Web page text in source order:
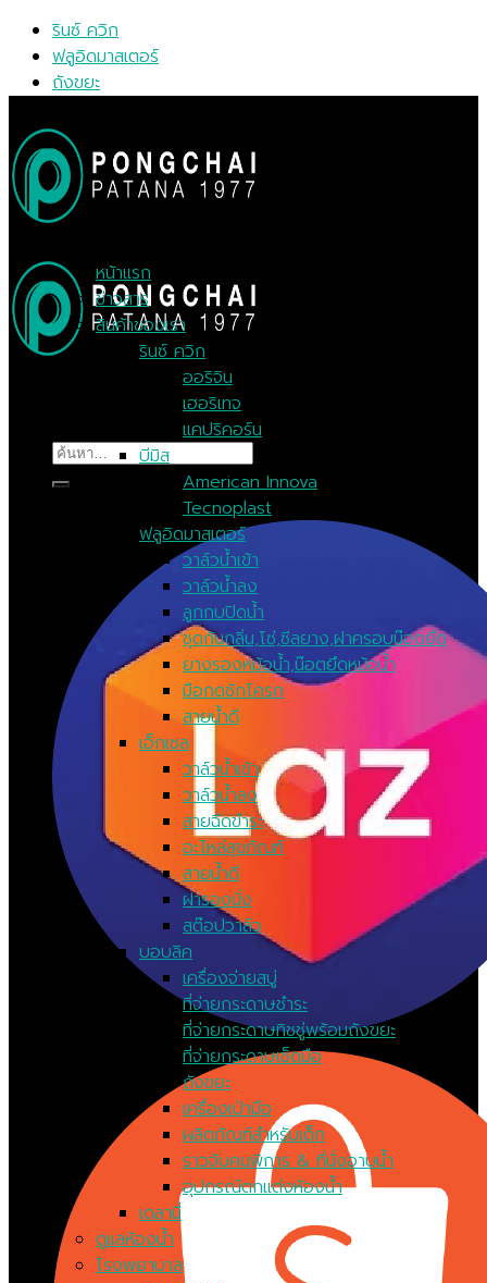
Skip
content
รินซ์ ควิก
ฟลูอิดมาสเตอร์
ถังขยะ
ค้นหา:
หน้าแรก
ข่าวสาร
สินค้าของเรา
รินซ์ ควิก
ออริจิน
เฮอริเทจ
แคปริคอร์น
บีมิส
American Innova
Tecnoplast
ฟลูอิดมาสเตอร์
วาล์วน้ำเข้า
วาล์วน้ำลง
ลูกกบปิดน้ำ
ชุดกันกลิ่น,โซ่,ซีลยาง,ฝาครอบน๊อตยึด
ยางรองหม้อน้ำ,น๊อตยึดหม้อน้ำ
มือกดชักโครก
สายน้ำดี
เอ็กเซล
วาล์วน้ำเข้า
วาล์วน้ำลง
สายฉีดขำระ
อะไหล่สุขภัณฑ์
สายน้ำดี
ฝารองนั่ง
สต๊อปวาล์ว
บอบลิค
เครื่องจ่ายสบู่
ที่จ่ายกระดาษชำระ
ที่จ่ายกระดาษทิชชู่พร้อมถังขยะ
ที่จ่ายกระดาษเช็ดมือ
ถังขยะ
เครื่องเป่ามือ
ผลิตภัณฑ์สำหรับเด็ก
ราวจับคนพิการ & ที่นั่งอาบน้ำ
อุปกรณ์ตกแต่งห้องน้ำ
เดลานี่
ดูแลห้องน้ำ
โรงพยาบาล